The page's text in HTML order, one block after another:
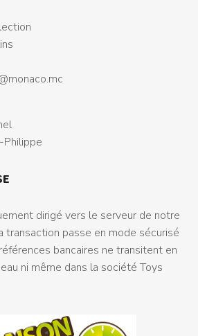
dirigé vers le serveur de notre
transaction passe en mode sécurisé
bancaires ne transitent en
ni même dans la société Toys